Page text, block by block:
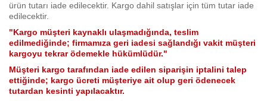
ürün tutarı iade edilecektir. Kargo dahil satışlar için tüm tutar iade
edilecektir.
"Kargo müşteri kaynaklı ulaşmadığında, teslim
edilmediğinde; firmamıza geri iadesi sağlandığı vakit müşteri
kargoyu tekrar ödemekle hükümlüdür."
Müşteri kargo tarafından iade edilen siparişin iptalini talep
ettiğinde; kargo ücreti müşteriye ait olup geri ödenecek
tutardan kesinti yapılacaktır.